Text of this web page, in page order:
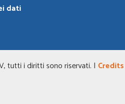
dati
tutti i diritti sono riservati. | Credits